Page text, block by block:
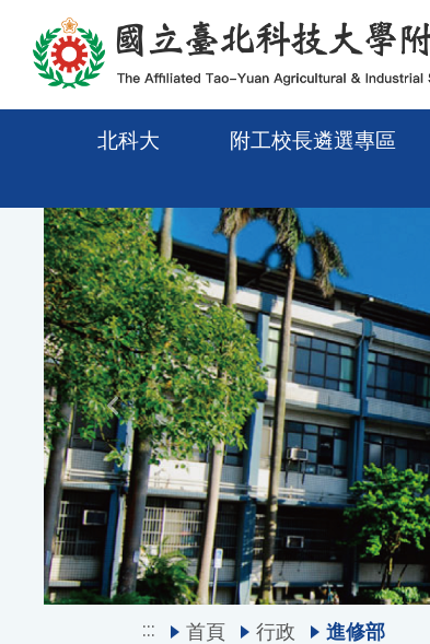
移至網頁之主要內容區位置
北科大 附工校長遴選專區
Previous
::: 首頁 行政 進修部